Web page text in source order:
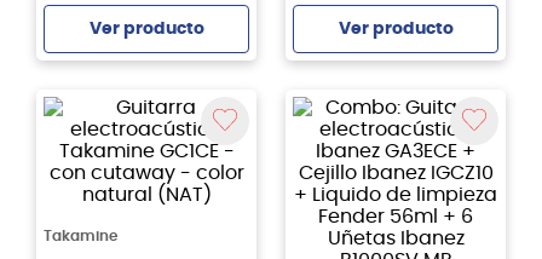
ASST
Ver producto Ver producto
Takamine